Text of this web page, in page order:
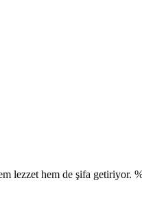
lezzet hem de şifa getiriyor.